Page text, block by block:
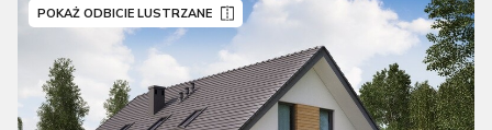
POKAŻ ODBICIE LUSTRZANE